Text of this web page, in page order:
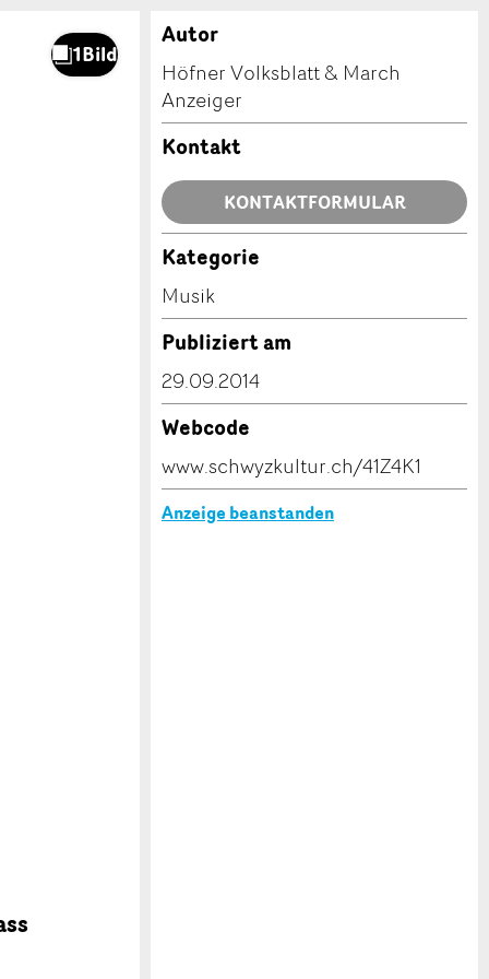
Autor
Höfner Volksblatt & March
Anzeiger
Kontakt
KONTAKTFORMULAR
Kategorie
Musik
Publiziert am
29.09.2014
Webcode
www.schwyzkultur.ch/41Z4K1
Anzeige beanstanden